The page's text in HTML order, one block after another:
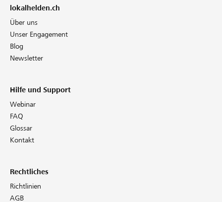
lokalhelden.ch
Über uns
Unser Engagement
Blog
Newsletter
Hilfe und Support
Webinar
FAQ
Glossar
Kontakt
Rechtliches
Richtlinien
AGB